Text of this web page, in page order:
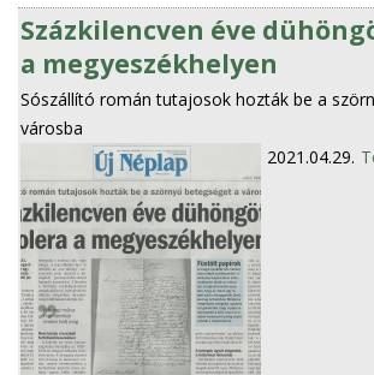
Százkilencven éve
a megyeszékhelyen
Sószállító román tutajosok hozták be a
városba
2021.04.29.